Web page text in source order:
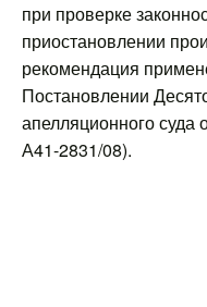
при проверке
приостановлении
рекомендация
Постановлении
апелляционного суда
А41-2831/08).